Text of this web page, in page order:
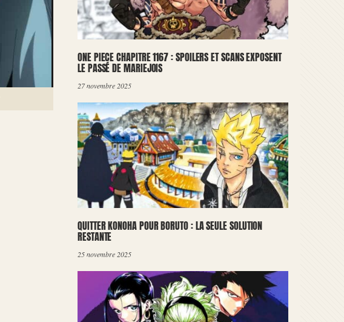
ONE PIECE CHAPITRE 1167 : SPOILERS ET SCANS EXPOSENT
LE PASSÉ DE MARIEJOIS
27 novembre 2025
QUITTER KONOHA POUR BORUTO : LA SEULE SOLUTION
RESTANTE
25 novembre 2025